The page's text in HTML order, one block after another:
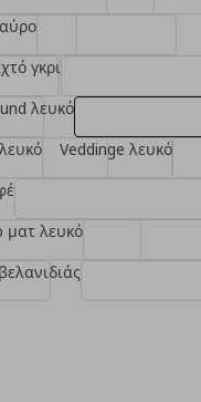
γκρι
λευκό
Veddinge λευκό
ματ λευκό